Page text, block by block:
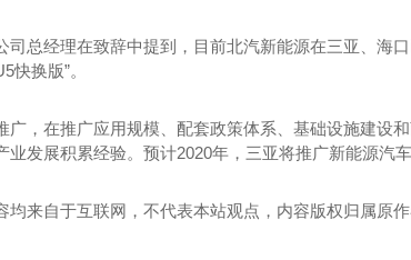
司总经理在致辞中提到，目前北汽新能源在三亚、海
快换版”。
广，在推广应用规模、配套政策体系、基础设施建设
发展积累经验。预计2020年，三亚将推广新能源汽
均来自于互联网，不代表本站观点，内容版权归属原